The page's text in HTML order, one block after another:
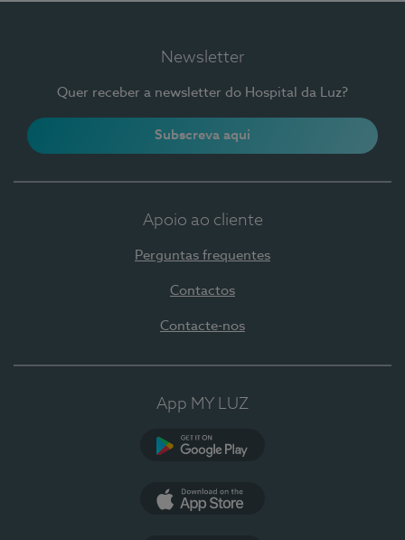
Newsletter
Quer receber a newsletter do Hospital da Luz?
Subscreva aqui
Apoio ao cliente
Perguntas frequentes
Contactos
Contacte-nos
App MY LUZ